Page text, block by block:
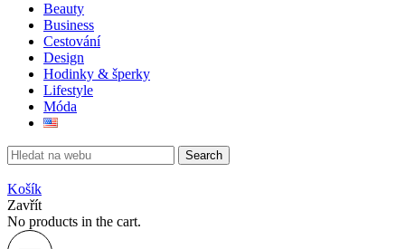
Beauty
Business
Cestování
Design
Hodinky & šperky
Lifestyle
Móda
Search
Košík
Zavřít
No products in the cart.